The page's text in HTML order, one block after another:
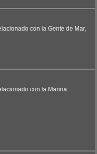
con la Gente de Mar,
con la Marina